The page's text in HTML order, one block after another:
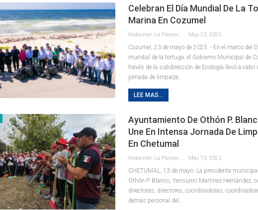
Celebran El Día Mundial De La
Marina En Cozumel
May 23, 2025
Cozumel, 23 de mayo de 2025. - En el marco del
mundial de la tortuga, el Gobierno Municipal de
través de la subdirección de Ecología llevó a cabo
jornada de limpieza
LEE MAS...
Ayuntamiento De Othón P.
Une En Intensa Jornada De
En Chetumal
May 13, 2025
CHETUMAL, 13 de mayo. La presidenta
Othón P. Blanco, Yensunni Martínez Hernández,
directoras, directores, coordinadoras,
demás personal del